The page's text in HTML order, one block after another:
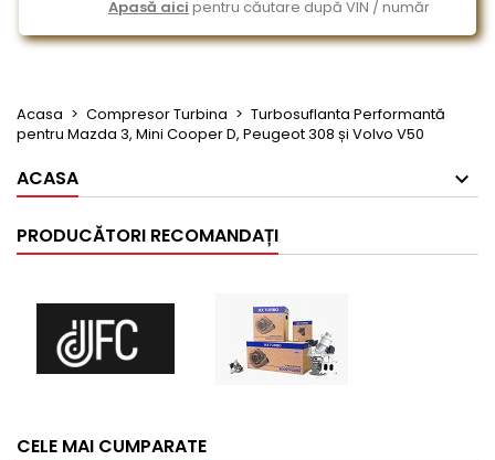
Apasă aici pentru căutare după VIN / număr
Acasa Compresor Turbina
Turbosuflanta Performantă
pentru Mazda 3, Mini Cooper D, Peugeot 308 și Volvo V50
ACASA
PRODUCĂTORI RECOMANDAȚI
CELE MAI CUMPARATE